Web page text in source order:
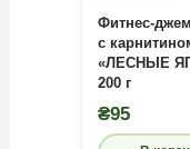
Фитнес-
с
«ЛЕСНЫЕ
200 г
₴95